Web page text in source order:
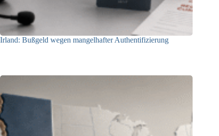
Irland: Bußgeld wegen mangelhafter Authentifizierung